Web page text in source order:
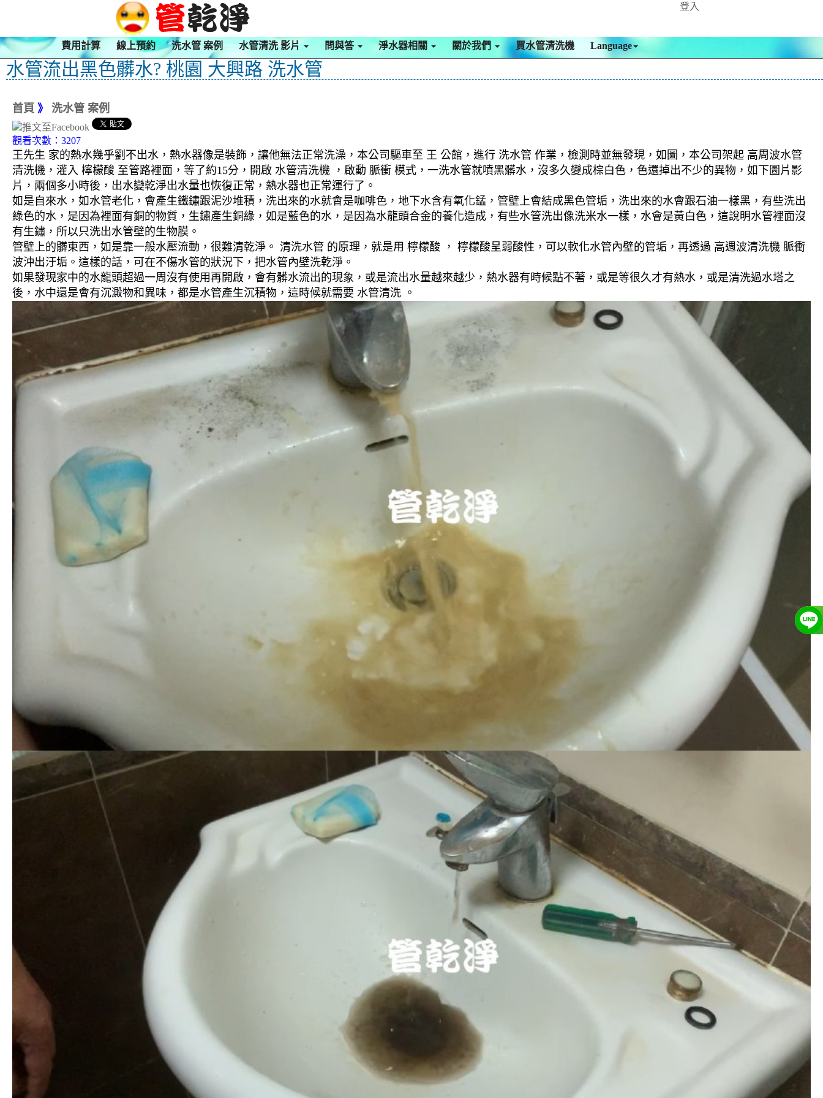
登入
費用計算 線上預約 洗水管 案例 水管清洗 影片 問與答 淨水器相關 關於我們 買水管清洗機 Language
水管流出黑色髒水? 桃園 大興路 洗水管
首頁 》 洗水管 案例
觀看次數：3207
王先生 家的熱水幾乎劉不出水，熱水器像是裝飾，讓他無法正常洗澡，本公司驅車至 王 公館，進行 洗水管 作業，檢測時並無發現，如圖，本公司架起 高周波水管
清洗機，灌入 檸檬酸 至管路裡面，等了約15分，開啟 水管清洗機 ，啟動 脈衝 模式，一洗水管就噴黑髒水，沒多久變成棕白色，色還掉出不少的異物，如下圖片影
片，兩個多小時後，出水變乾淨出水量也恢復正常，熱水器也正常運行了。
如是自來水，如水管老化，會產生鐵鏽跟泥沙堆積，洗出來的水就會是咖啡色，地下水含有氧化錳，管壁上會結成黑色管垢，洗出來的水會跟石油一樣黑，有些洗出
綠色的水，是因為裡面有銅的物質，生鏽產生銅綠，如是藍色的水，是因為水龍頭合金的養化造成，有些水管洗出像洗米水一樣，水會是黃白色，這說明水管裡面沒
有生鏽，所以只洗出水管壁的生物膜。
管壁上的髒東西，如是靠一般水壓流動，很難清乾淨。 清洗水管 的原理，就是用 檸檬酸 ， 檸檬酸呈弱酸性，可以軟化水管內壁的管垢，再透過 高週波清洗機 脈衝
波沖出汙垢。這樣的話，可在不傷水管的狀況下，把水管內壁洗乾淨。
如果發現家中的水龍頭超過一周沒有使用再開啟，會有髒水流出的現象，或是流出水量越來越少，熱水器有時候點不著，或是等很久才有熱水，或是清洗過水塔之
後，水中還是會有沉澱物和異味，都是水管產生沉積物，這時候就需要 水管清洗 。